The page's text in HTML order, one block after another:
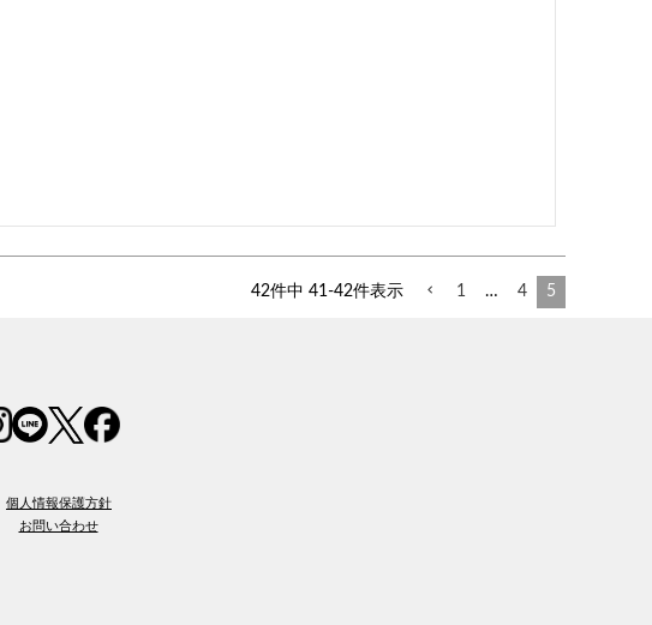
42件中 41-42件表示 1 … 4 5
個人情報保護方針
お問い合わせ